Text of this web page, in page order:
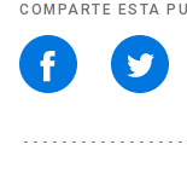
COMPARTE ESTA